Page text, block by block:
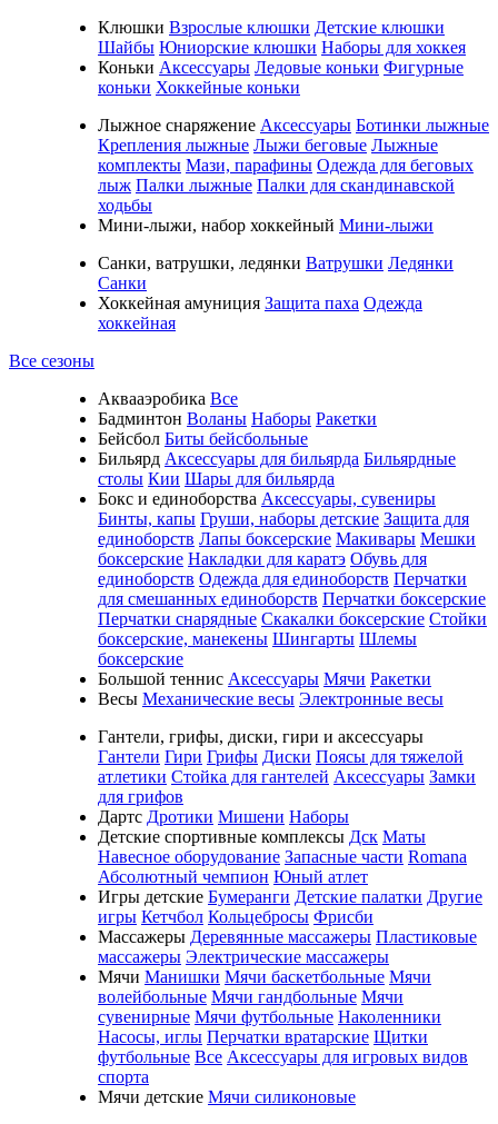
Клюшки Взрослые клюшки Детские клюшки
Шайбы Юниорские клюшки Наборы для хоккея
Коньки Аксессуары Ледовые коньки Фигурные
коньки Хоккейные коньки
Лыжное снаряжение Аксессуары Ботинки лыжные
Крепления лыжные Лыжи беговые Лыжные
комплекты Мази, парафины Одежда для беговых
лыж Палки лыжные Палки для скандинавской
ходьбы
Мини-лыжи, набор хоккейный Мини-лыжи
Санки, ватрушки, ледянки Ватрушки Ледянки
Санки
Хоккейная амуниция Защита паха Одежда
хоккейная
Все сезоны
Аквааэробика Все
Бадминтон Воланы Наборы Ракетки
Бейсбол Биты бейсбольные
Бильярд Аксессуары для бильярда Бильярдные
столы Кии Шары для бильярда
Бокс и единоборства Аксессуары, сувениры
Бинты, капы Груши, наборы детские Защита для
единоборств Лапы боксерские Макивары Мешки
боксерские Накладки для каратэ Обувь для
единоборств Одежда для единоборств Перчатки
для смешанных единоборств Перчатки боксерские
Перчатки снарядные Скакалки боксерские Стойки
боксерские, манекены Шингарты Шлемы
боксерские
Большой теннис Аксессуары Мячи Ракетки
Весы Механические весы Электронные весы
Гантели, грифы, диски, гири и аксессуары
Гантели Гири Грифы Диски Поясы для тяжелой
атлетики Стойка для гантелей Аксессуары Замки
для грифов
Дартс Дротики Мишени Наборы
Детские спортивные комплексы Дск Маты
Навесное оборудование Запасные части Romana
Абсолютный чемпион Юный атлет
Игры детские Бумеранги Детские палатки Другие
игры Кетчбол Кольцебросы Фрисби
Массажеры Деревянные массажеры Пластиковые
массажеры Электрические массажеры
Мячи Манишки Мячи баскетбольные Мячи
волейбольные Мячи гандбольные Мячи
сувенирные Мячи футбольные Наколенники
Насосы, иглы Перчатки вратарские Щитки
футбольные Все Аксессуары для игровых видов
спорта
Мячи детские Мячи силиконовые